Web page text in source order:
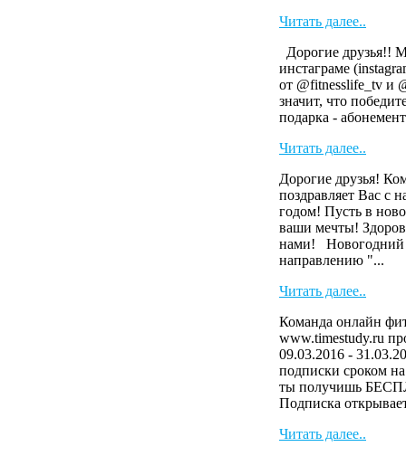
Читать далее..
Дорогие друзья!!
инстаграме
от @fitnesslife_tv и
значит, что
подарка -
Читать далее..
Дорогие друзья!
поздравляет Вас с
годом! Пусть в
ваши мечты!
нами! Новогодний
направлению "...
Читать далее..
Команда онлайн
www.timestudy.ru
09.03.2016 -
подписки сроком
ты получишь
Подписка
Читать далее..